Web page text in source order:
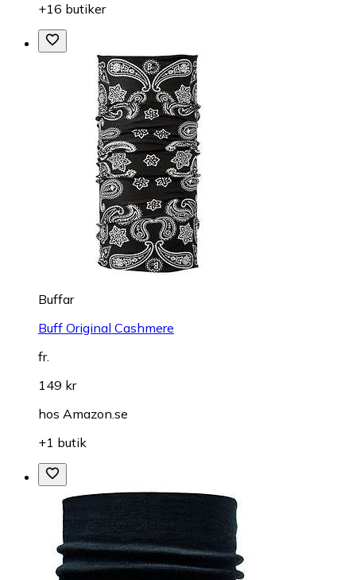
+16 butiker
Buffar
Buff Original Cashmere
fr.
149 kr
hos Amazon.se
+1 butik